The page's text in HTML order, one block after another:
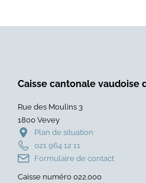
Caisse cantonale vaudoise
Rue des Moulins 3
1800 Vevey
Plan de situation
021 964 12 11
Formulaire de contact
Caisse numéro 022.000